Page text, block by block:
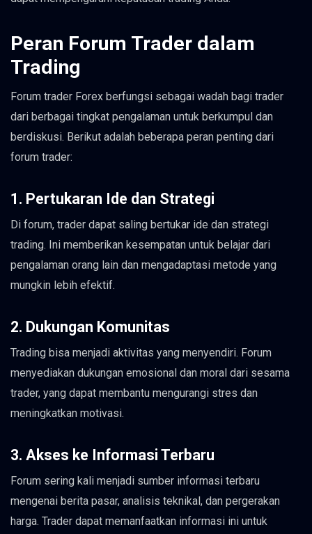
Peran Forum Trader dalam
Trading
Forum trader Forex berfungsi sebagai wadah bagi trader
dari berbagai tingkat pengalaman untuk berkumpul dan
berdiskusi. Berikut adalah beberapa peran penting dari
forum trader:
1. Pertukaran Ide dan Strategi
Di forum, trader dapat saling bertukar ide dan strategi
trading. Ini memberikan kesempatan untuk belajar dari
pengalaman orang lain dan mengadaptasi metode yang
mungkin lebih efektif.
2. Dukungan Komunitas
Trading bisa menjadi aktivitas yang menyendiri. Forum
menyediakan dukungan emosional dan moral dari sesama
trader, yang dapat membantu mengurangi stres dan
meningkatkan motivasi.
3. Akses ke Informasi Terbaru
Forum sering kali menjadi sumber informasi terbaru
mengenai berita pasar, analisis teknikal, dan pergerakan
harga. Trader dapat memanfaatkan informasi ini untuk